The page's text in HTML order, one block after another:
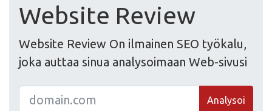
Website Review
Website Review On ilmainen SEO työkalu,
joka auttaa sinua analysoimaan Web-sivusi
Analysoi